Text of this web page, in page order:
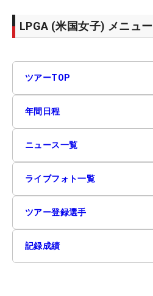
LPGA (米国女子) メニュー
ツアーTOP
年間日程
ニュース一覧
ライブフォト一覧
ツアー登録選手
記録成績